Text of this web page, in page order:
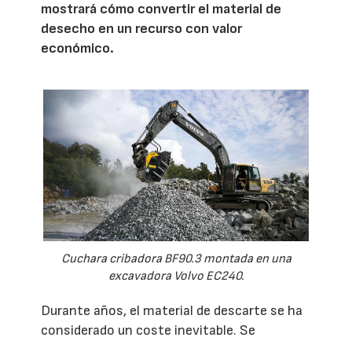
mostrará cómo convertir el material de
desecho en un recurso con valor
económico.
Cuchara cribadora BF90.3 montada en una
excavadora Volvo EC240.
Durante años, el material de descarte se ha
considerado un coste inevitable. Se